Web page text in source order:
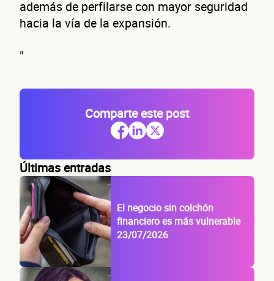
además de perfilarse con mayor seguridad
hacia la vía de la expansión.
"
Comparte este post
Últimas entradas
El negocio sin colchón
financiero es más vulnerable
23/07/2026